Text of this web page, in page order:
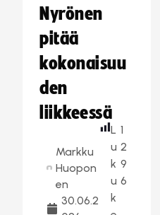
Nyrönen
pitää
kokonaisuu
den
liikkeessä
Markku
Huopon
en
30.06.2
L
u
k
u
k
1
2
9
6